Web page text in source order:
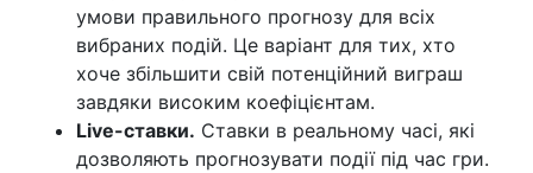
умови правильного прогнозу для всіх
вибраних подій. Це варіант для тих, хто
хоче збільшити свій потенційний виграш
завдяки високим коефіцієнтам.
Live-ставки. Ставки в реальному часі, які
дозволяють прогнозувати події під час гри.